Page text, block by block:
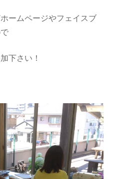
ームページやフェイスブ
下さい！